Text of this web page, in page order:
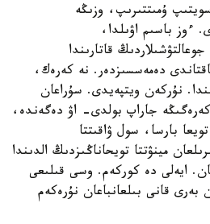
ۇمىتتىرىپ، وزىڭە
ءوز باسىم اۋىلدا،
قاتارىندا
دەمەسسىزدەر. نە كەرەك،
نۇركەن ويتپەيدى. سۇراعان
جاراپ بولدى- اۋ دەگەندە،
بارسا، سول ۋاقىتتا
مينۋتتا تويحاناڭىزدىڭ الدىندا
ايەلى دە كوركەم. وسى قىلىعى
قانى بىلعانباعان نۇرەكەم